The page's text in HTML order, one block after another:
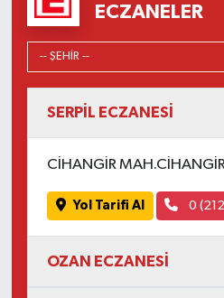
ECZANELER
SERPİL ECZANESİ
CİHANGİR
Yol Tarifi Al 0
OZAN ECZANESİ